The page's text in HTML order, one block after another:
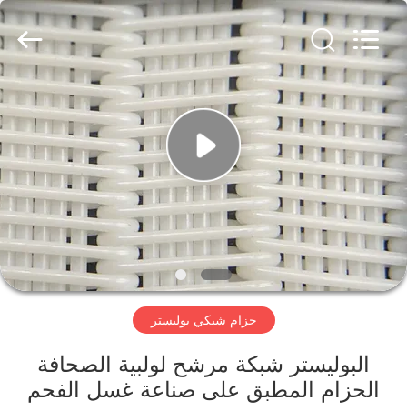
منزل،
بيت
منتجات
معلومات
عنا
المعمل
Hebei
Reking
Wire
Mesh
Co.,Ltd.
All
Rights
Reserved.
حزام شبكي بوليستر
البوليستر شبكة مرشح لولبية الصحافة
الحزام المطبق على صناعة غسل الفحم